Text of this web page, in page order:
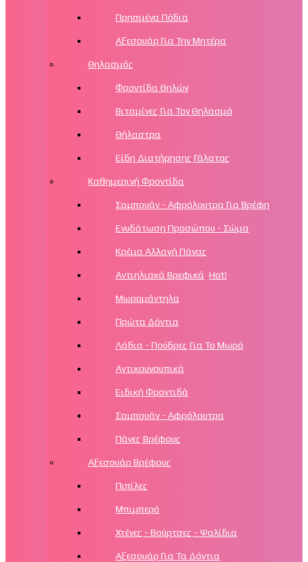
Πρησμένα Πόδια
Αξεσουάρ Για Την Μητέρα
Θηλασμός
Φροντίδα Θηλών
Βιταμίνες Για Τον Θηλασμό
Θήλαστρα
Είδη Διατήρησης Γάλατος
Καθημερινή Φροντίδα
Σαμπουάν - Αφρόλουτρα Για Βρέφη
Ενυδάτωση Προσώπου - Σώμα
Κρέμα Αλλαγή Πάνας
Αντιηλιακά Βρεφικά Hot!
Μωρομάντηλα
Πρώτα Δόντια
Λάδια - Πούδρες Για Το Μωρό
Αντικουνουπικά
Ειδική Φροντιδά
Σαμπουάν - Αφρόλουτρα
Πάνες Βρέφους
Αξεσουάρ Βρέφους
Πιπίλες
Μπιμπερό
Χτένες - Βούρτσες - Ψαλίδια
Αξεσουάρ Για Τα Δόντια